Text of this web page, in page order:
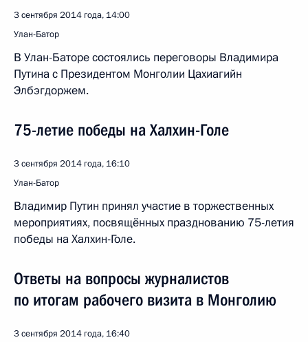
3 сентября 2014 года, 14:00
Улан-Батор
В Улан-Баторе состоялись переговоры Владимира
Путина с Президентом Монголии Цахиагийн
Элбэгдоржем.
75-летие победы на Халхин-Голе
3 сентября 2014 года, 16:10
Улан-Батор
Владимир Путин принял участие в торжественных
мероприятиях, посвящённых празднованию 75-летия
победы на Халхин-Голе.
Ответы на вопросы журналистов
по итогам рабочего визита в Монголию
3 сентября 2014 года, 16:40